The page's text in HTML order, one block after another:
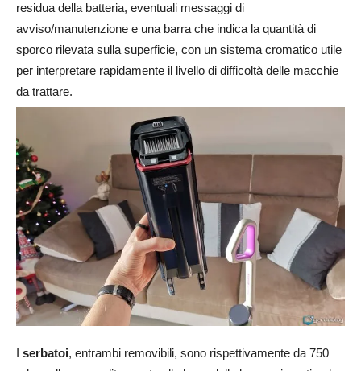
residua della batteria, eventuali messaggi di
avviso/manutenzione e una barra che indica la quantità di
sporco rilevata sulla superficie, con un sistema cromatico utile
per interpretare rapidamente il livello di difficoltà delle macchie
da trattare.
I serbatoi, entrambi removibili, sono rispettivamente da 750